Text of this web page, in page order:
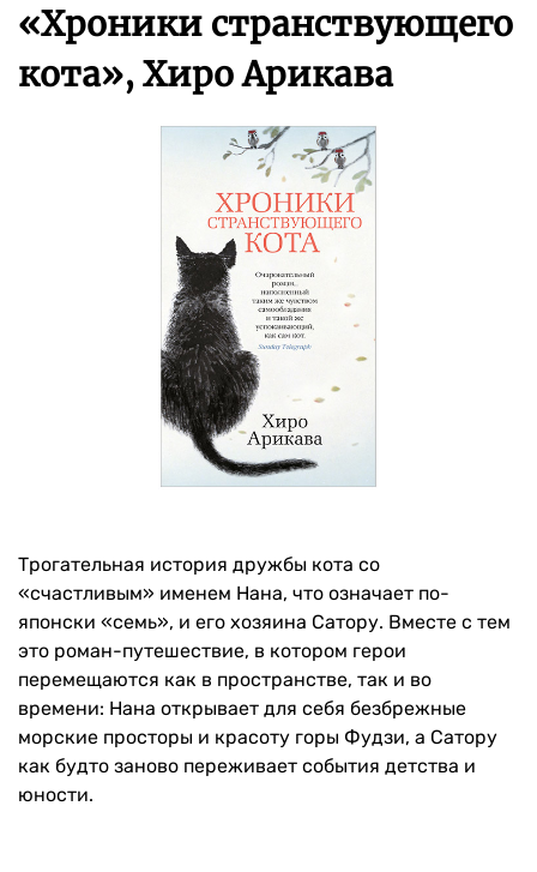
«Хроники странствующего
кота», Хиро Арикава
Трогательная история дружбы кота со
«счастливым» именем Нана, что означает по-
японски «семь», и его хозяина Сатору. Вместе с тем
это роман-путешествие, в котором герои
перемещаются как в пространстве, так и во
времени: Нана открывает для себя безбрежные
морские просторы и красоту горы Фудзи, а Сатору
как будто заново переживает события детства и
юности.